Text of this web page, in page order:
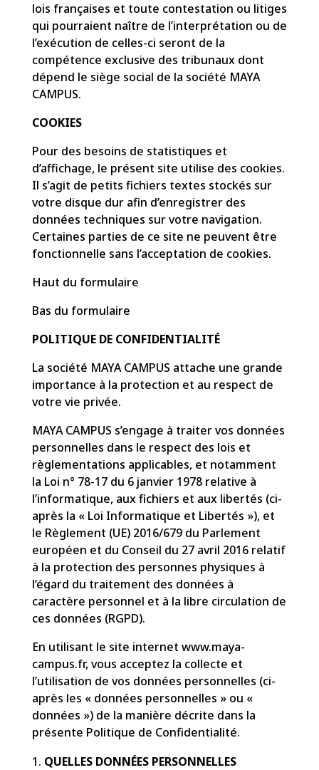
lois françaises et toute contestation ou litiges
qui pourraient naître de l’interprétation ou de
l’exécution de celles-ci seront de la
compétence exclusive des tribunaux dont
dépend le siège social de la société MAYA
CAMPUS.
COOKIES
Pour des besoins de statistiques et
d’affichage, le présent site utilise des cookies.
Il s’agit de petits fichiers textes stockés sur
votre disque dur afin d’enregistrer des
données techniques sur votre navigation.
Certaines parties de ce site ne peuvent être
fonctionnelle sans l’acceptation de cookies.
Haut du formulaire
Bas du formulaire
POLITIQUE DE CONFIDENTIALITÉ
La société MAYA CAMPUS attache une grande
importance à la protection et au respect de
votre vie privée.
MAYA CAMPUS s’engage à traiter vos données
personnelles dans le respect des lois et
règlementations applicables, et notamment
la Loi n° 78-17 du 6 janvier 1978 relative à
l’informatique, aux fichiers et aux libertés (ci-
après la « Loi Informatique et Libertés »), et
le Règlement (UE) 2016/679 du Parlement
européen et du Conseil du 27 avril 2016 relatif
à la protection des personnes physiques à
l’égard du traitement des données à
caractère personnel et à la libre circulation de
ces données (RGPD).
En utilisant le site internet www.maya-
campus.fr, vous acceptez la collecte et
l’utilisation de vos données personnelles (ci-
après les « données personnelles » ou «
données ») de la manière décrite dans la
présente Politique de Confidentialité.
QUELLES DONNÉES PERSONNELLES